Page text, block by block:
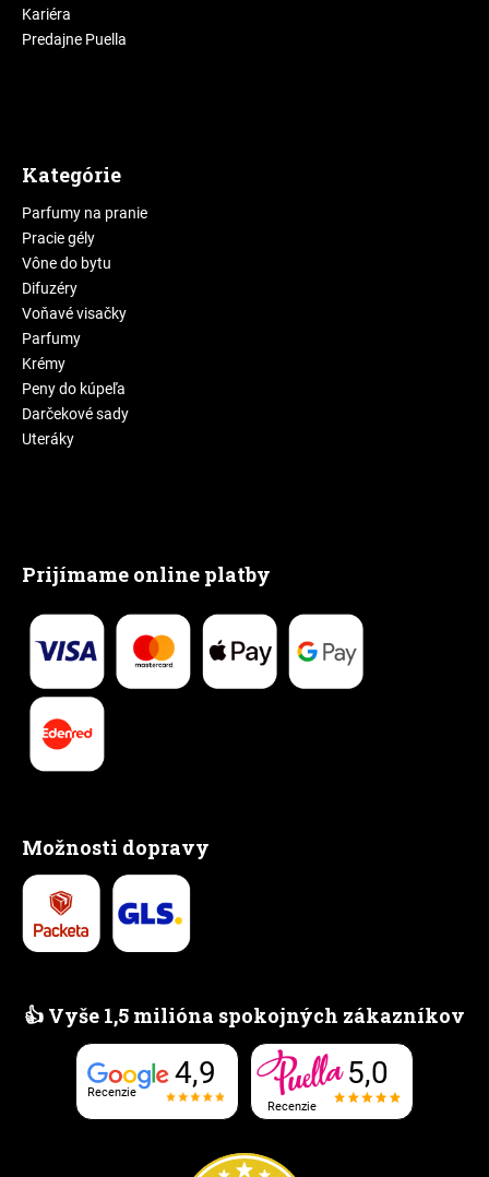
Kariéra
Predajne Puella
Kategórie
Parfumy na pranie
Pracie gély
Vône do bytu
Difuzéry
Voňavé visačky
Parfumy
Krémy
Peny do kúpeľa
Darčekové sady
Uteráky
Prijímame online platby
Možnosti dopravy
👍 Vyše 1,5 milióna spokojných zákazníkov
Recenzie
4,9
Recenzie
5,0